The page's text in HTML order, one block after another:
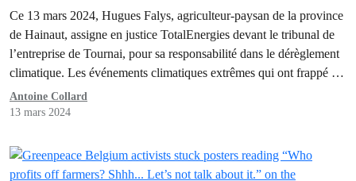
Ce 13 mars 2024, Hugues Falys, agriculteur-paysan de la province
de Hainaut, assigne en justice TotalEnergies devant le tribunal de
l’entreprise de Tournai, pour sa responsabilité dans le dérèglement
climatique. Les événements climatiques extrêmes qui ont frappé sa
ferme ces dernières années lui ont causé des dommages importants,
notamment des pertes de rendements. Trois ONG,…
Antoine Collard
13 mars 2024